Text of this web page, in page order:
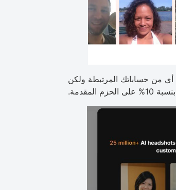
أي من حساباتك المرتبطة ولكن